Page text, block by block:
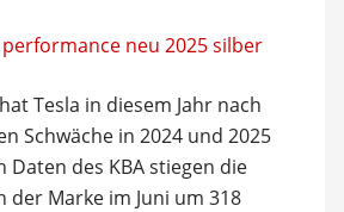
Tesla in diesem Jahr nach
Schwäche in 2024 und 2025
Daten des KBA stiegen die
der Marke im Juni um 318